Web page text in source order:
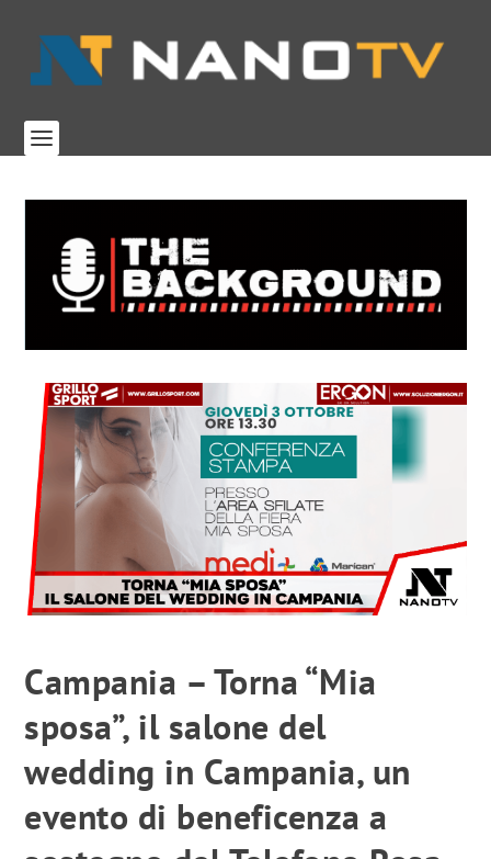
Campania – Torna “Mia
sposa”, il salone del
wedding in Campania, un
evento di beneficenza a